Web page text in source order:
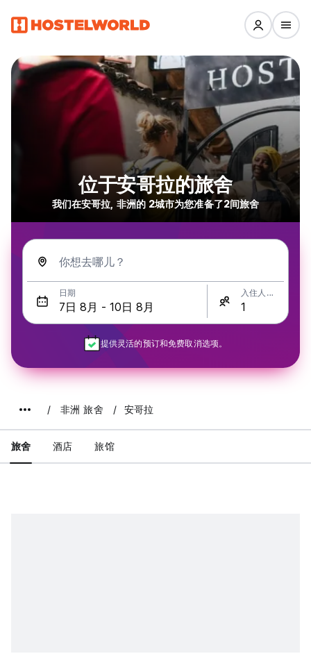
位于安哥拉的旅舍
我们在安哥拉, 非洲的 2城市为您准备了2间旅舍
你想去哪儿？
日期 入住人数
提供灵活的预订和免费取消选项。
非洲 旅舍 安哥拉
旅舍 酒店 旅馆